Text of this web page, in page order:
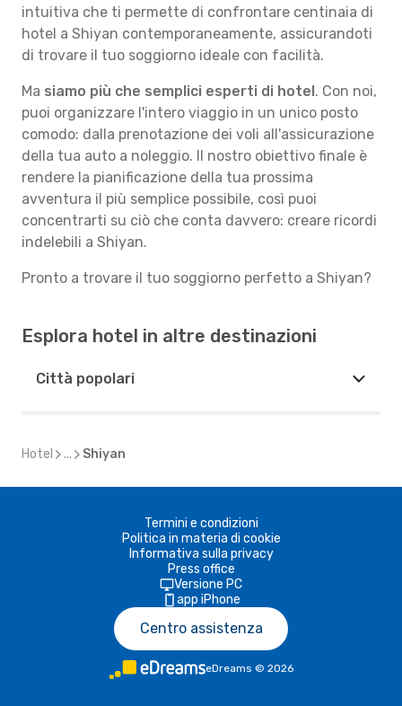
intuitiva che ti permette di confrontare centinaia di
hotel a Shiyan contemporaneamente, assicurandoti
di trovare il tuo soggiorno ideale con facilità.
Ma siamo più che semplici esperti di hotel. Con noi,
puoi organizzare l'intero viaggio in un unico posto
comodo: dalla prenotazione dei voli all'assicurazione
della tua auto a noleggio. Il nostro obiettivo finale è
rendere la pianificazione della tua prossima
avventura il più semplice possibile, così puoi
concentrarti su ciò che conta davvero: creare ricordi
indelebili a Shiyan.
Pronto a trovare il tuo soggiorno perfetto a Shiyan?
Esplora hotel in altre destinazioni
Città popolari
Hotel ... Shiyan
Termini e condizioni
Politica in materia di cookie
Informativa sulla privacy
Press office
Versione PC
app iPhone
Centro assistenza
eDreams © 2026